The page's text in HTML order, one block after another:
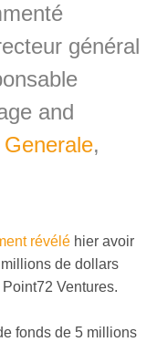
général
and
,
révélé hier avoir
de dollars
Ventures.
fonds de 5 millions